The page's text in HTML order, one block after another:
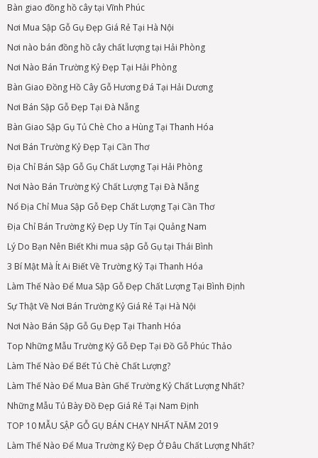
Bàn giao đồng hồ cây tại Vĩnh Phúc
Nơi Mua Sập Gỗ Gụ Đẹp Giá Rẻ Tại Hà Nội
Nơi nào bán đồng hồ cây chất lượng tại Hải Phòng
Nơi Nào Bán Trường Kỷ Đẹp Tại Hải Phòng
Bàn Giao Đồng Hồ Cây Gỗ Hương Đá Tại Hải Dương
Nơi Bán Sập Gỗ Đẹp Tại Đà Nẵng
Bàn Giao Sập Gụ Tủ Chè Cho a Hùng Tại Thanh Hóa
Nơi Bán Trường Kỷ Đẹp Tại Cần Thơ
Địa Chỉ Bán Sập Gỗ Gụ Chất Lượng Tại Hải Phòng
Nơi Nào Bán Trường Kỷ Chất Lượng Tại Đà Nẵng
Nổ Địa Chỉ Mua Sập Gỗ Đẹp Chất Lượng Tại Cần Thơ
Địa Chỉ Bán Trường Kỷ Đẹp Uy Tín Tại Quảng Nam
Lý Do Bạn Nên Biết Khi mua sập Gỗ Gụ tại Thái Bình
3 Bí Mật Mà Ít Ai Biết Về Trường Kỷ Tại Thanh Hóa
Làm Thế Nào Để Mua Sập Gỗ Đẹp Chất Lượng Tại Bình Định
Sự Thật Về Nơi Bán Trường Kỷ Giá Rẻ Tại Hà Nội
Nơi Nào Bán Sập Gỗ Gụ Đẹp Tại Thanh Hóa
Top Những Mẫu Trường Kỷ Gỗ Đẹp Tại Đồ Gỗ Phúc Thảo
Làm Thế Nào Để Bết Tủ Chè Chất Lượng?
Làm Thế Nào Để Mua Bàn Ghế Trường Kỷ Chất Lượng Nhất?
Những Mẫu Tủ Bày Đồ Đẹp Giá Rẻ Tại Nam Định
TOP 10 MẪU SẬP GỖ GỤ BÁN CHẠY NHẤT NĂM 2019
Làm Thế Nào Để Mua Trường Kỷ Đẹp Ở Đâu Chất Lượng Nhất?